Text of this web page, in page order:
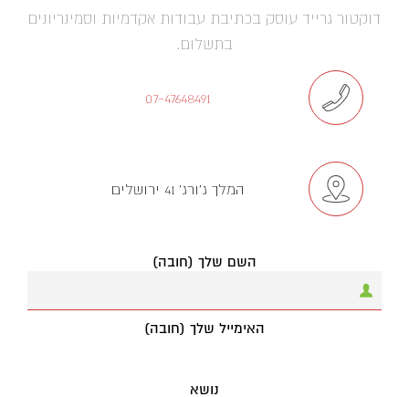
דוקטור גרייד עוסק בכתיבת עבודות אקדמיות וסמינריונים
בתשלום.
07-47648491
המלך ג'ורג' 41 ירושלים
השם שלך (חובה)
האימייל שלך (חובה)
נושא